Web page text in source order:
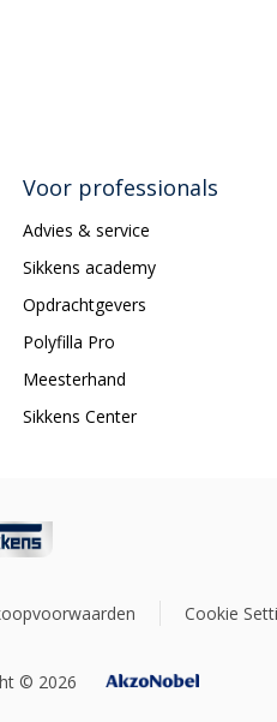
Voor professionals
Advies & service
Sikkens academy
Opdrachtgevers
Polyfilla Pro
Meesterhand
Sikkens Center
Cookie
© 2026